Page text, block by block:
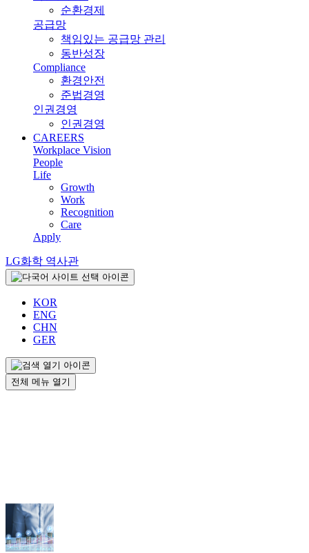
순환경제
공급망
책임있는 공급망 관리
동반성장
Compliance
환경안전
준법경영
인권경영
인권경영
CAREERS
Workplace Vision
People
Life
Growth
Work
Recognition
Care
Apply
LG화학 역사관
KOR
ENG
CHN
GER
전체 메뉴 열기